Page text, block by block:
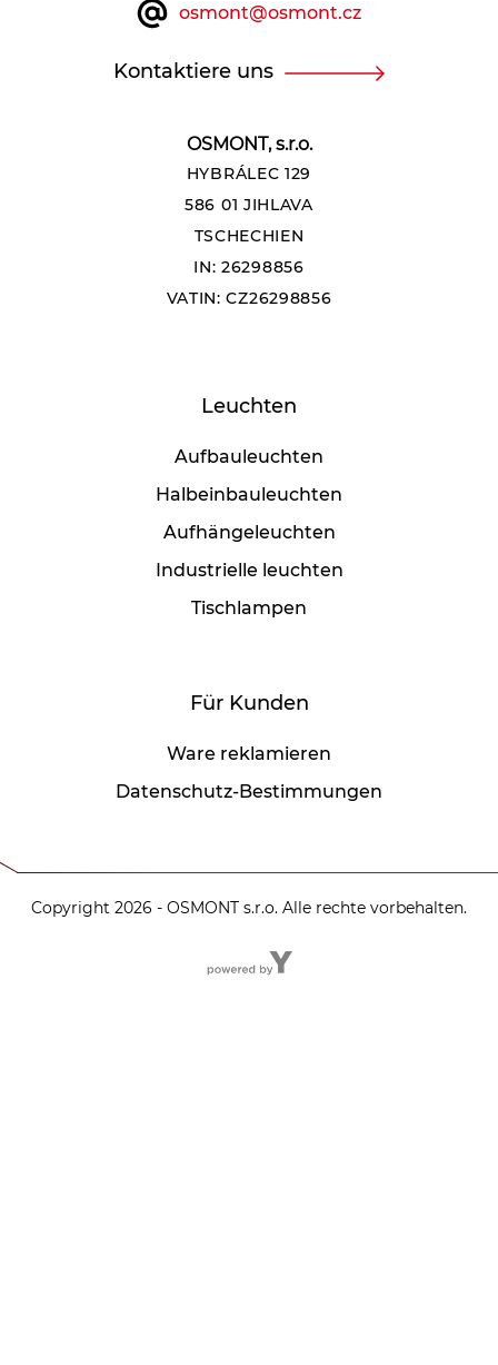
OSMONT, s.r.o.
HYBRÁLEC 129
586 01 JIHLAVA
TSCHECHIEN
IN: 26298856
VATIN: CZ26298856
Leuchten
Aufbauleuchten
Halbeinbauleuchten
Aufhängeleuchten
Industrielle leuchten
Tischlampen
Für Kunden
Ware reklamieren
Datenschutz-Bestimmungen
osmont@osmont.cz
Kontaktiere uns
Copyright 2026 - OSMONT s.r.o. Alle rechte vorbehalten.